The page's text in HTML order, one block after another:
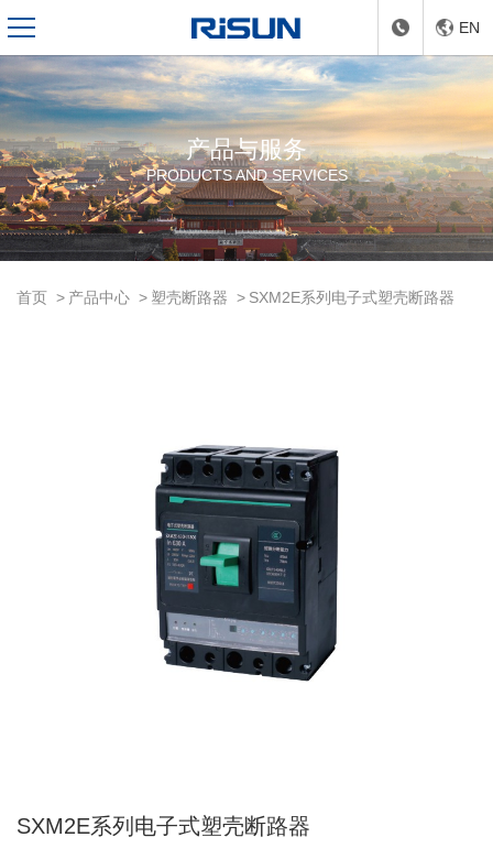
EN
产品与服务
PRODUCTS AND SERVICES
首页 产品中心 塑壳断路器 SXM2E系列电子式塑壳断路器
SXM2E系列电子式塑壳断路器